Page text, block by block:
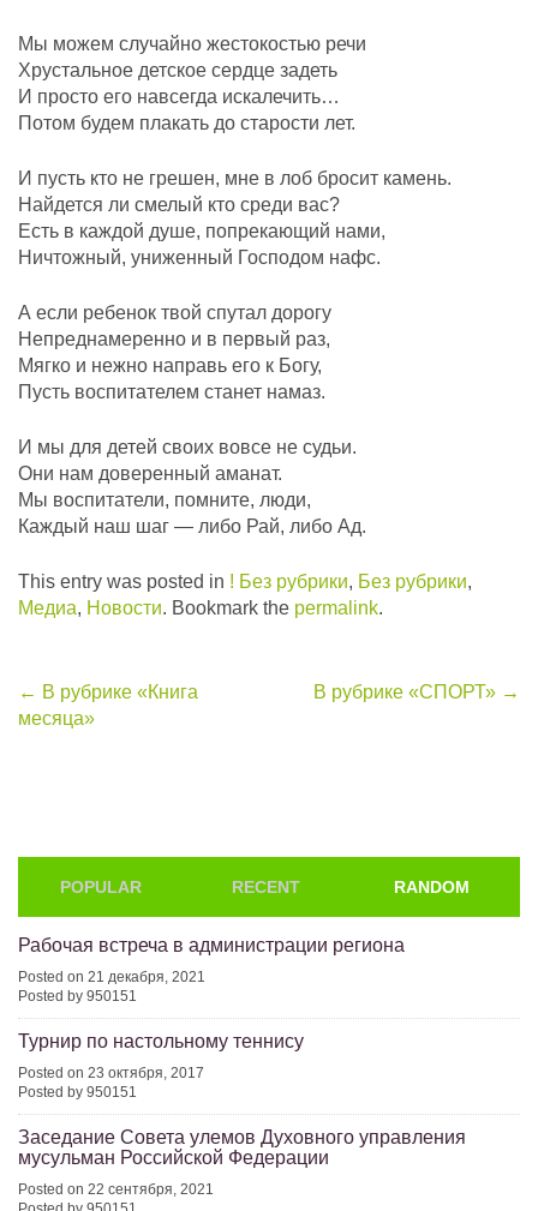
Мы можем случайно жестокостью речи
Хрустальное детское сердце задеть
И просто его навсегда искалечить…
Потом будем плакать до старости лет.
И пусть кто не грешен, мне в лоб бросит камень.
Найдется ли смелый кто среди вас?
Есть в каждой душе, попрекающий нами,
Ничтожный, униженный Господом нафс.
А если ребенок твой спутал дорогу
Непреднамеренно и в первый раз,
Мягко и нежно направь его к Богу,
Пусть воспитателем станет намаз.
И мы для детей своих вовсе не судьи.
Они нам доверенный аманат.
Мы воспитатели, помните, люди,
Каждый наш шаг — либо Рай, либо Ад.
This entry was posted in ! Без рубрики, Без рубрики,
Медиа, Новости. Bookmark the permalink.
Post
← В рубрике «Книга
месяца»
В рубрике «СПОРТ» →
POPULAR RECENT RANDOM
Рабочая встреча в администрации региона
Posted on 21 декабря, 2021
Posted by 950151
Турнир по настольному теннису
Posted on 23 октября, 2017
Posted by 950151
Заседание Совета улемов Духовного управления
мусульман Российской Федерации
Posted on 22 сентября, 2021